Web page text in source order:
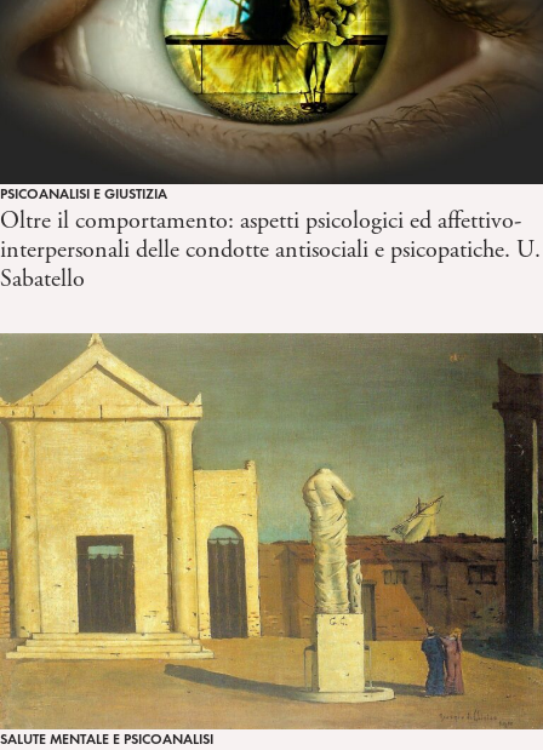
PSICOANALISI E GIUSTIZIA
Oltre il comportamento: aspetti psicologici ed affettivo-
interpersonali delle condotte antisociali e psicopatiche. U.
Sabatello
SALUTE MENTALE E PSICOANALISI